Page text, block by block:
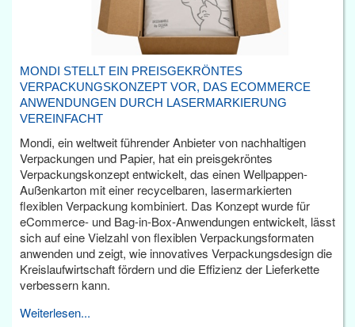
MONDI STELLT EIN PREISGEKRÖNTES
VERPACKUNGSKONZEPT VOR, DAS ECOMMERCE
ANWENDUNGEN DURCH LASERMARKIERUNG
VEREINFACHT
Mondi, ein weltweit führender Anbieter von nachhaltigen
Verpackungen und Papier, hat ein preisgekröntes
Verpackungskonzept entwickelt, das einen Wellpappen-
Außenkarton mit einer recycelbaren, lasermarkierten
flexiblen Verpackung kombiniert. Das Konzept wurde für
eCommerce- und Bag-in-Box-Anwendungen entwickelt, lässt
sich auf eine Vielzahl von flexiblen Verpackungsformaten
anwenden und zeigt, wie innovatives Verpackungsdesign die
Kreislaufwirtschaft fördern und die Effizienz der Lieferkette
verbessern kann.
Weiterlesen...